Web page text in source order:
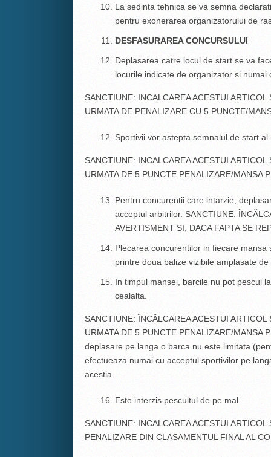
La sedinta tehnica se va semna
pentru exonerarea organizatorului de
DESFASURAREA CONCURSULUI
Deplasarea catre locul de start se va
locurile indicate de organizator si
SANCTIUNE: INCALCAREA ACESTUI
URMATA DE PENALIZARE CU 5 PUNCTE/
Sportivii vor astepta semnalul de start
SANCTIUNE: INCALCAREA ACESTUI
URMATA DE 5 PUNCTE PENALIZARE/MANSA
Pentru concurentii care intarzie,
acceptul arbitrilor. SANCTIUNE:
AVERTISMENT SI, DACA FAPTA SE
Plecarea concurentilor in fiecare
printre doua balize vizibile amplasate
In timpul mansei, barcile nu pot pescui
cealalta.
SANCTIUNE: ÎNCĂLCAREA ACESTUI
URMATA DE 5 PUNCTE PENALIZARE/MANSA
deplasare pe langa o barca nu este limitata
efectueaza numai cu acceptul sportivilor pe
acestia.
Este interzis pescuitul de pe mal.
SANCTIUNE: INCALCAREA ACESTUI
PENALIZARE DIN CLASAMENTUL FINAL AL